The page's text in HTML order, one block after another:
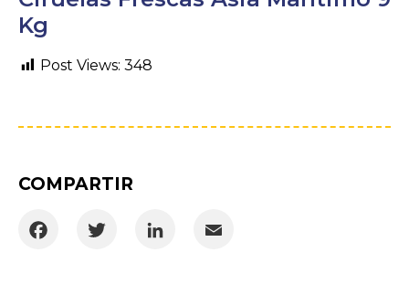
Kg
Post Views: 348
COMPARTIR
Facebook Twitter LinkedIn